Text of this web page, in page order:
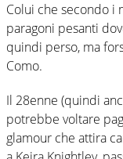
Colui che secondo i
paragoni pesanti
quindi perso, ma
Como.
Il 28enne (quindi
potrebbe voltare
glamour che attira